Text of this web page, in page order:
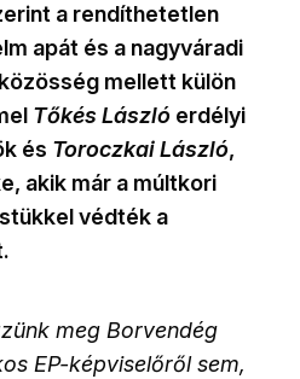
a rendíthetetlen
apát és a nagyváradi
mellett külön
Tőkés László erdélyi
és Toroczkai László,
akik már a múltkori
védték a
meg Borvendég
EP-képviselőről sem,